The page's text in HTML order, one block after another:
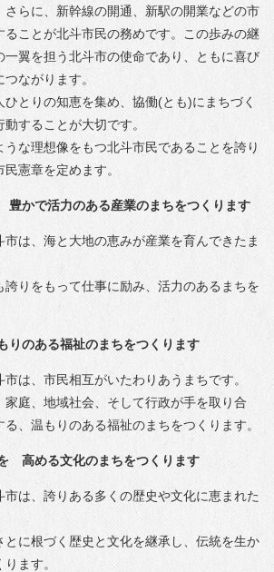
さらに、新幹線の開通、新駅の開業などの市
ることが北斗市民の務めです。この歩みの継
一翼を担う北斗市の使命であり、ともに喜び
ながります。
とりの知恵を集め、協働(とも)にまちづく
することが大切です。
うな理想像をもつ北斗市民であることを誇り
憲章を定めます。
かで活力のある産業のまちをつくります
市は、海と大地の恵みが産業を育んできたま
誇りをもって仕事に励み、活力のあるまちを
のある福祉のまちをつくります
は、市民相互がいたわりあうまちです。
家庭、地域社会、そして行政が手を取り合
、温もりのある福祉のまちをつくります。
高める文化のまちをつくります
市は、誇りある多くの歴史や文化に恵まれた
とに根づく歴史と文化を継承し、伝統を生か
ます。